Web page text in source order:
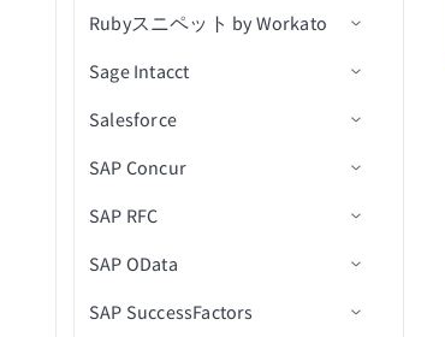
新規/更新済みカスタムレコ
ポート
レコードを初期化
一括データをインポート
エンティティを一覧表示
データの読み込みとインポ
ート
ファイルプレフィックスで
ンロード
を更新
アセットをアップロード
カスタムSQLを実行
クエリ結果をエクスポート
スケジュール済みテーブル
クエリ
レポートからレコードを取
ド
CSVからレコードを作成お
よび更新
ムエラーのトラブルシュー
ティング
QuickBooks Onlineコネクシ
ーティング
出し
レシピ関数からデータを返
す
非同期呼び出しの待機
に失敗しました
アカウントが切断されまし
た
API同時実行しきい値を超過
APIポリシークォータ違反
APIポリシーレート制限違反
APIリクエストタイムアウト
レシピ詳細を取得
コネクションを一覧表示
レシピを一覧表示
ジョブを再実行
ジョブ履歴を検索
レシピを検索
スタートレシピ
新規/更新行
アクションを選択
アクションを挿入
更新アクション
Upsertアクション
削除アクション
カスタムSQLを実行
長時間クエリカスタムSQL
新規クライアント
新規プロジェクト
新規ユーザー
新規/更新済み同期準備済み
トリガー
通話が終了しました
新規通話録音
新規通話
新規会社レベル通話
新規イベント
新規SMS
アクション
発信
ページャーメッセージを送
コネクション設定
アクション
ジョブ詳細を取得
ジョブログを取得（batch）
プロセス詳細を取得
部門を一覧表示（batch）
部門別にプロセスを一覧表
Rubyスニペット by Workato
入力
出力スキーマ
コード
Sage Intacct
コネクション設定
トリガー
新規AR支払い
新規連絡先
新規経費
アクション
ベンダーを作成
ベンダーを更新
トラブルシューティング
Intacct実行時エラーのトラ
Salesforce
コネクション設定
Custom OAuth profileを作成
承認プロセス
バッチ操作
SAP Concur
コネクション設定
トリガー
新しい経費レポートの送信
アクション
SAP RFC
コネクション設定
RFC宛先を作成
SAP OData
コネクション設定
SAP SuccessFactors